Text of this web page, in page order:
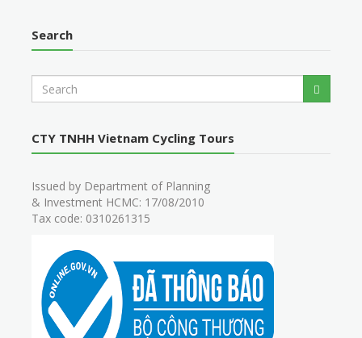
Search
e
c
Search
CTY TNHH Vietnam Cycling Tours
Issued by Department of Planning
& Investment HCMC: 17/08/2010
Tax code: 0310261315